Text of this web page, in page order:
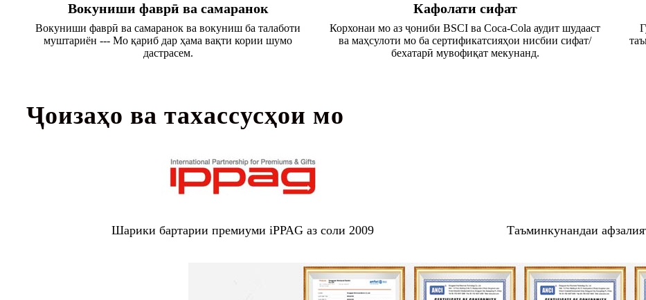
Вокуниши фаврӣ ва самаранок
Вокуниши фаврӣ ва самаранок ва вокуниш ба талаботи
муштариён --- Мо қариб дар ҳама вақти кории шумо
дастрасем.
Кафолати сифат
Корхонаи мо аз ҷониби BSCI ва Coca-Cola аудит шудааст
ва маҳсулоти мо ба сертификатсияҳои нисбии сифат/
бехатарӣ мувофиқат мекунанд.
Ҷоизаҳо ва тахассусҳои мо
Шарики бартарии премиуми iPPAG аз соли 2009 Таъминкунандаи